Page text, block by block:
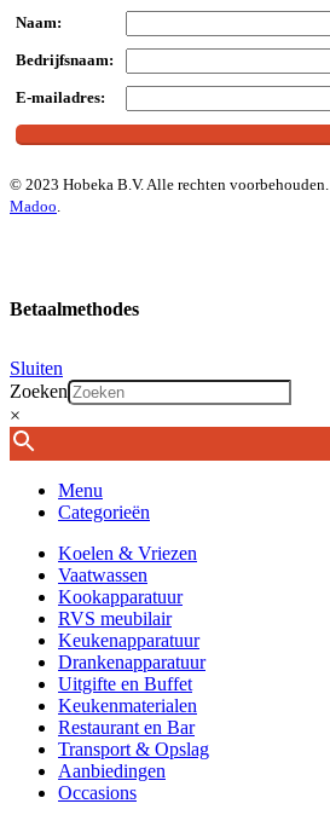
Naam:
Bedrijfsnaam:
E-mailadres:
© 2023 Hobeka B.V. Alle rechten voorbehouden.
Madoo.
Betaalmethodes
Sluiten
Zoeken
×
Menu
Categorieën
Koelen & Vriezen
Vaatwassen
Kookapparatuur
RVS meubilair
Keukenapparatuur
Drankenapparatuur
Uitgifte en Buffet
Keukenmaterialen
Restaurant en Bar
Transport & Opslag
Aanbiedingen
Occasions